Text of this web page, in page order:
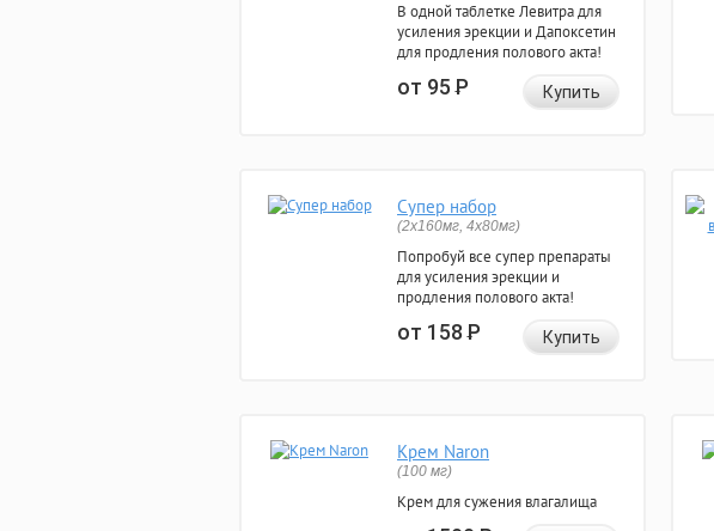
В одной таблетке Левитра для
усиления эрекции и Дапоксетин
для продления полового акта!
от 95Р Купить
Супер набор
(2х160мг, 4х80мг)
Попробуй все супер препараты
для усиления эрекции и
продления полового акта!
от 158Р Купить
Крем Naron
(100 мг)
Крем для сужения влагалища